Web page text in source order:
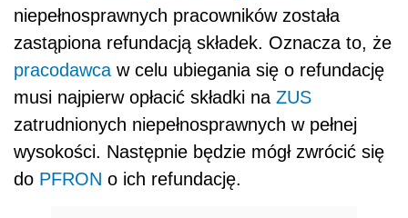
niepełnosprawnych pracowników została
zastąpiona refundacją składek. Oznacza to, że
pracodawca w celu ubiegania się o refundację
musi najpierw opłacić składki na ZUS
zatrudnionych niepełnosprawnych w pełnej
wysokości. Następnie będzie mógł zwrócić się
do PFRON o ich refundację.